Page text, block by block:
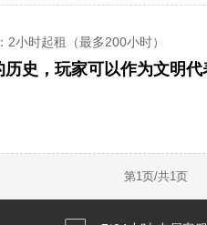
：2小时起租（最多200小时）
第1页/共1页